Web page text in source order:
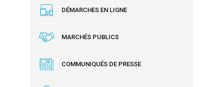
DÉMARCHES EN LIGNE
MARCHÉS PUBLICS
COMMUNIQUÉS DE PRESSE